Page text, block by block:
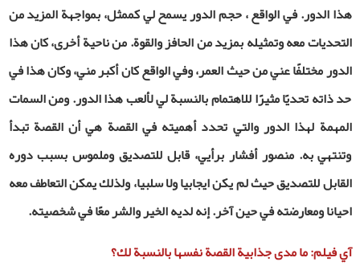
هذا الدور. في الواقع ، حجم الدور يسمح لي كممثل، بمواجهة المزيد من
التحديات معه وتمثيله بمزيد من الحافز والقوة. من ناحية أخرى، كان هذا
الدور مختلفًا عني من حيث العمر، وفي الواقع كان أكبر مني، وكان هذا في
حد ذاته تحديًا مثيرًا للاهتمام بالنسبة لي لألعب هذا الدور. ومن السمات
المهمة لهذا الدور والتي تحدد أهميته في القصة هي أن القصة تبدأ
وتنتهي به. منصور أفشار برأيي، قابل للتصديق وملموس بسبب دوره
القابل للتصديق حيث لم يكن ايجابيا ولا سلبيا، ولذلك يمكن التعاطف معه
احيانا ومعارضته في حين آخر. إنه لديه الخير والشر معًا في شخصيته.
آي فيلم: ما مدى جذابية القصة نفسها بالنسبة لك؟